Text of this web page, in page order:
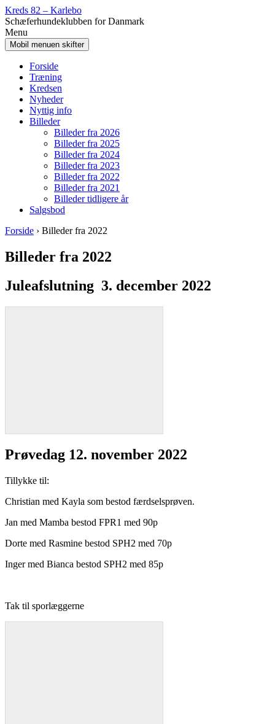
Spring
til
indhold
Gå
til
Hovedmenu
Kreds 82 – Karlebo
Schæferhundeklubben for Danmark
Menu
Mobil menuen skifter
Forside
Træning
Kredsen
Nyheder
Nyttig info
Billeder
Billeder fra 2026
Billeder fra 2025
Billeder fra 2024
Billeder fra 2023
Billeder fra 2022
Billeder fra 2021
Billeder tidligere år
Salgsbod
Forside › Billeder fra 2022
Billeder fra 2022
Juleafslutning 3. december 2022
Prøvedag 12. november 2022
Tillykke til:
Christian med Kayla som bestod færdselsprøven.
Jan med Mamba bestod FPR1 med 90p
Dorte med Rasmine bestod SPH2 med 70p
Inger med Bianca bestod SPH2 med 85p
Tak til sporlæggerne